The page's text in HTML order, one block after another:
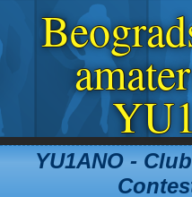
YU1ANO -